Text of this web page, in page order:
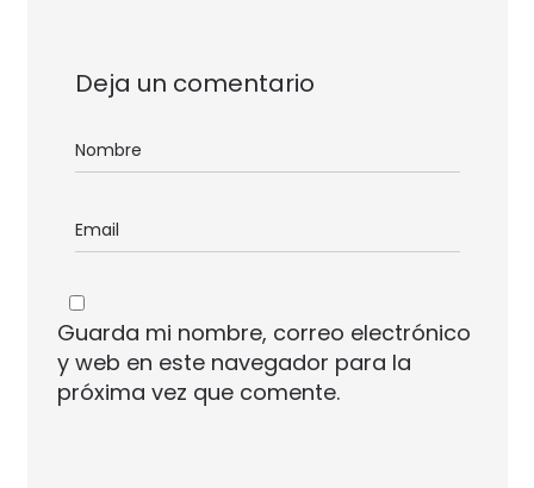
Deja un comentario
Guarda mi nombre, correo electrónico
y web en este navegador para la
próxima vez que comente.